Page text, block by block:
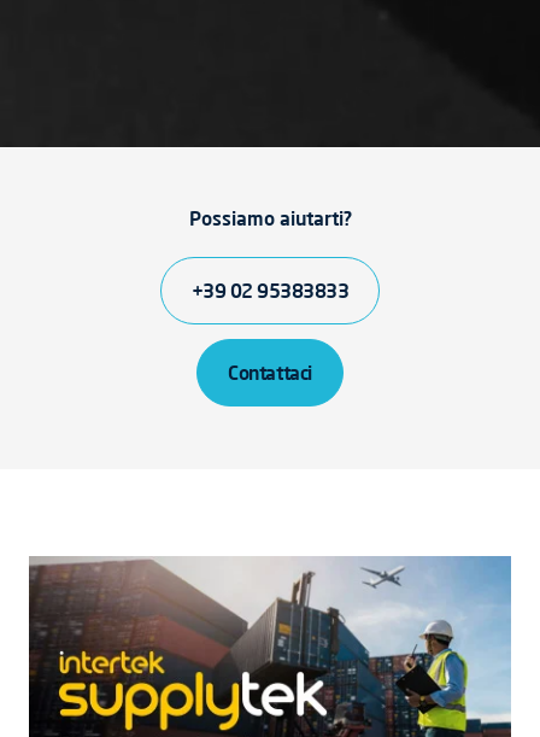
Possiamo aiutarti?
+39 02 95383833
Contattaci